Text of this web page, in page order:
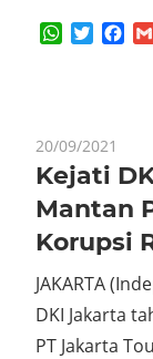
WhatsApp
Twitter
20/09/2021
Kejati
Mantan
Korupsi
JAKARTA
DKI Jakarta
PT Jakarta